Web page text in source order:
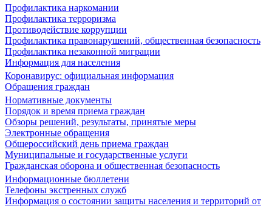
Профилактика наркомании
Профилактика терроризма
Противодействие коррупции
Профилактика правонарушений, общественная безопасность
Профилактика незаконной миграции
Информация для населения
Коронавирус: официальная информация
Обращения граждан
Нормативные документы
Порядок и время приема граждан
Обзоры решений, результаты, принятые меры
Электронные обращения
Общероссийский день приема граждан
Муниципальные и государственные услуги
Гражданская оборона и общественная безопасность
Информационные бюллетени
Телефоны экстренных служб
Информация о состоянии защиты населения и территорий от